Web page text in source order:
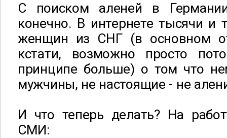
С поиском аленей в
конечно. В интернете тысячи и
женщин из СНГ (в основном
кстати, возможно просто
принципе больше) о том что
мужчины, не настоящие - не
И что теперь делать? На
СМИ: